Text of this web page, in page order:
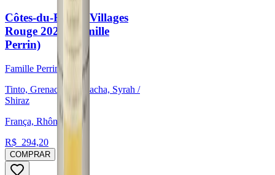
Côtes-du-Rhône Villages
Rouge 2022 (Famille
Perrin)
Famille Perrin
Tinto, Grenache/Garnacha, Syrah /
Shiraz
França, Rhône
R$ 294,20
COMPRAR